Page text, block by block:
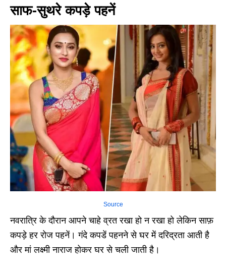
साफ-सुथरे कपड़े पहनें
Source
नवरात्रि के दौरान आपने चाहे व्रत रखा हो न रखा हो लेकिन साफ़
कपड़े हर रोज पहनें। गंदे कपडें पहनने से घर में दरिद्रता आती है
और मां लक्ष्मी नाराज होकर घर से चली जाती है।